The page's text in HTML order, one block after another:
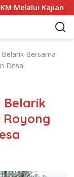
Kajian Bank
Bersama
Desa
Belarik